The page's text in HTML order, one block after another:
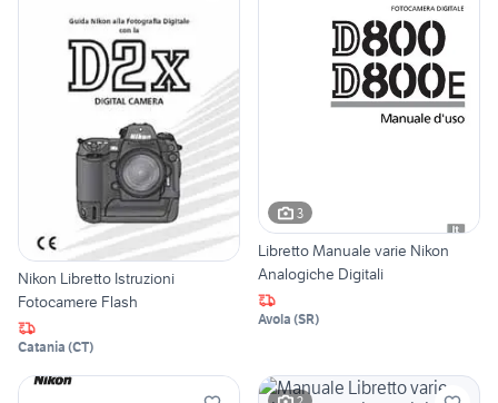
Nikon Libretto Istruzioni
Fotocamere Flash
Catania (CT)
3
Libretto Manuale varie Nikon
Analogiche Digitali
Avola (SR)